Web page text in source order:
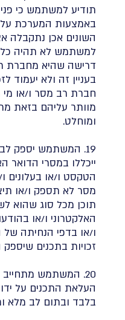
תודיע למשתמש כי
באמצעות המערכת
השונים אכן נתקבלה
למשתמש לא תהיה כל
דרישה שהיא מחברת
בעניין זה ולא יעמוד
חברת רב מסר ו/או מי
מוותר עליהם בזאת
ומוחלט.
19. המשתמש יספק
ייכללו במסרי הדואר
הטקסט ו/או בעלונים
מסר לא תספק ו/או
תוכן מכל סוג שהוא
האלקטרוני ו/או
ו/או בדפי הנחיתה
זכויות בתכנים
20. המשתמש
העלאת התכנים על
בלבד ובתום לב מלא